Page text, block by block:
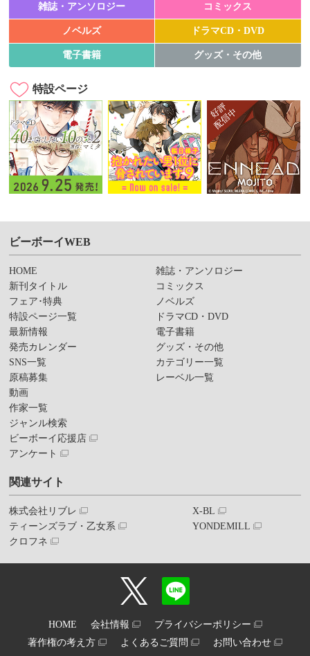
雑誌・アンソロジー コミックス
ノベルズ ドラマCD・DVD
電子書籍 グッズ・その他
特設ページ
ビーボーイWEB
HOME
新刊タイトル
フェア･特典
特設ページ一覧
最新情報
発売カレンダー
SNS一覧
原稿募集
動画
作家一覧
ジャンル検索
ビーボーイ応援店
アンケート
雑誌・アンソロジー
コミックス
ノベルズ
ドラマCD・DVD
電子書籍
グッズ・その他
カテゴリー一覧
レーベル一覧
関連サイト
株式会社リブレ
ティーンズラブ・乙女系
クロフネ
X-BL
YONDEMILL
HOME 会社情報
プライバシーポリシー
著作権の考え方
よくあるご質問 お問い合わせ